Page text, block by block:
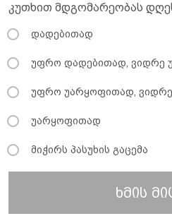
კუთხით მდგომარეობას
დადებითად
უფრო დადებითად, ვიდრე
უფრო უარყოფითად,
უარყოფითად
მიჭირს პასუხის გაცემა
ხმის